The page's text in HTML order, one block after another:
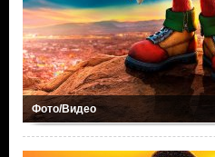
Фото/Видео